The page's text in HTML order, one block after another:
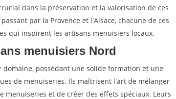
dans la préservation et la valorisation de ces
par la Provence et l'Alsace, chacune de ces
qui inspirent les artisans menuisiers locaux.
menuisiers Nord
possédant une solide formation et une
de menuiseries. Ils maîtrisent l'art de mélanger
et de créer des effets spéciaux. Leurs